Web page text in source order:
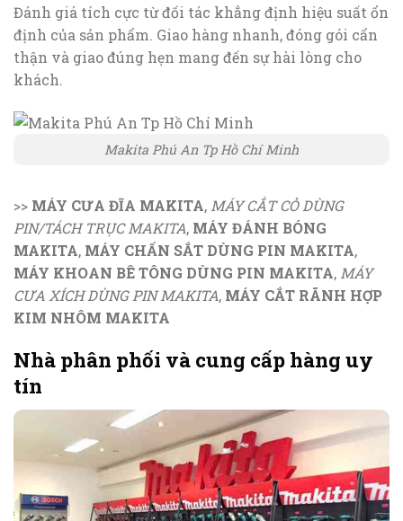
Đánh giá tích cực từ đối tác khẳng định hiệu suất ổn
định của sản phẩm. Giao hàng nhanh, đóng gói cẩn
thận và giao đúng hẹn mang đến sự hài lòng cho
khách.
Makita Phú An Tp Hồ Chí Minh
>> MÁY CƯA ĐĨA MAKITA, MÁY CẮT CỎ DÙNG
PIN/TÁCH TRỤC MAKITA, MÁY ĐÁNH BÓNG
MAKITA, MÁY CHẤN SẮT DÙNG PIN MAKITA,
MÁY KHOAN BÊ TÔNG DÙNG PIN MAKITA, MÁY
CƯA XÍCH DÙNG PIN MAKITA, MÁY CẮT RÃNH HỢP
KIM NHÔM MAKITA
Nhà phân phối và cung cấp hàng uy
tín